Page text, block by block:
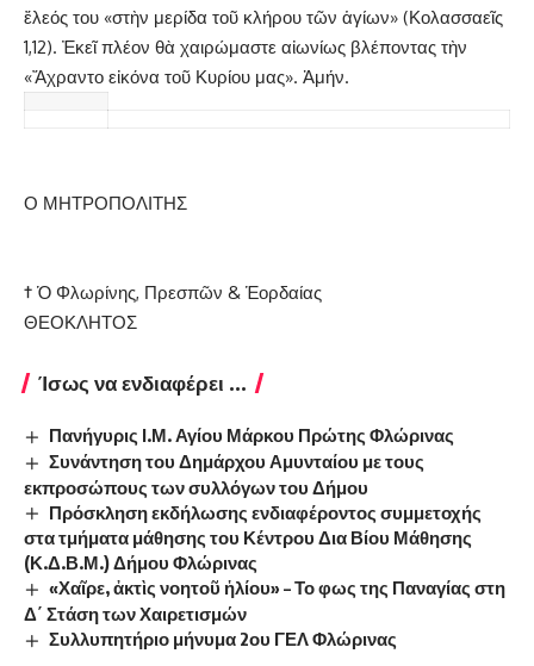
ἔλεός του «στὴν μερίδα τοῦ κλήρου τῶν ἁγίων» (Κολασσαεῖς
1,12). Ἐκεῖ πλέον θὰ χαιρώμαστε αἰωνίως βλέποντας τὴν
«Ἄχραντο εἰκόνα τοῦ Κυρίου μας». Ἀμήν.
Ο ΜΗΤΡΟΠΟΛΙΤΗΣ
† Ὁ Φλωρίνης, Πρεσπῶν & Ἑορδαίας
ΘΕΟΚΛΗΤΟΣ
Ίσως να ενδιαφέρει ...
Πανήγυρις Ι.Μ. Αγίου Μάρκου Πρώτης Φλώρινας
Συνάντηση του Δημάρχου Αμυνταίου με τους
εκπροσώπους των συλλόγων του Δήμου
Πρόσκληση εκδήλωσης ενδιαφέροντος συμμετοχής
στα τμήματα μάθησης του Κέντρου Δια Βίου Μάθησης
(Κ.Δ.Β.Μ.) Δήμου Φλώρινας
«Χαῖρε, ἀκτὶς νοητοῦ ἡλίου» – Το φως της Παναγίας στη
Δ΄ Στάση των Χαιρετισμών
Συλλυπητήριο μήνυμα 2ου ΓΕΛ Φλώρινας